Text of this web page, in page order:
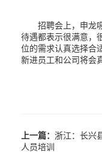
招聘会上，申龙吸
待遇都表示很满意，
位的需求认真选择合
新进员工和公司将会
上一篇： 浙江：长兴
人员培训